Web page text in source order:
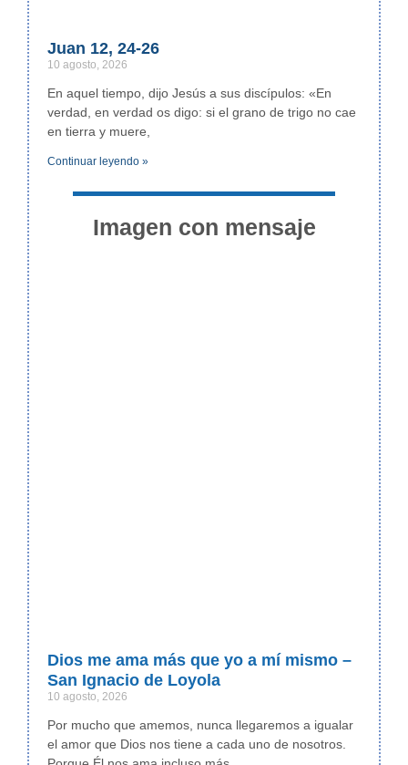
Juan 12, 24-26
10 agosto, 2026
En aquel tiempo, dijo Jesús a sus discípulos: «En
verdad, en verdad os digo: si el grano de trigo no cae
en tierra y muere,
Continuar leyendo »
Imagen con mensaje
Dios me ama más que yo a mí mismo –
San Ignacio de Loyola
10 agosto, 2026
Por mucho que amemos, nunca llegaremos a igualar
el amor que Dios nos tiene a cada uno de nosotros.